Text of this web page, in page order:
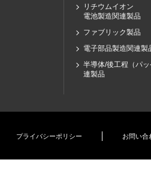
リチウムイオン
電池製造関連製品
ファブリック製品
電子部品製造関連製
半導体/後工程（パ
連製品
プライバシーポリシー お問い合